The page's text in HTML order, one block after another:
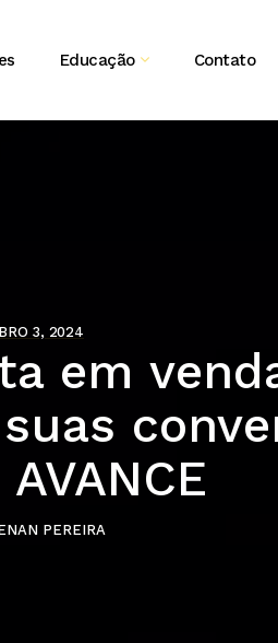
Educação Contato
3, 2024
em
PEREIRA